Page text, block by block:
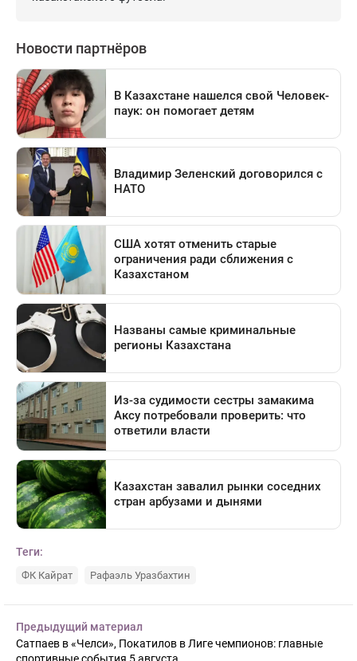
Теги:
ФК Кайрат Рафаэль Уразбахтин
Предыдущий материал
Сатпаев в «Челси», Покатилов в Лиге чемпионов: главные
спортивные события 5 августа